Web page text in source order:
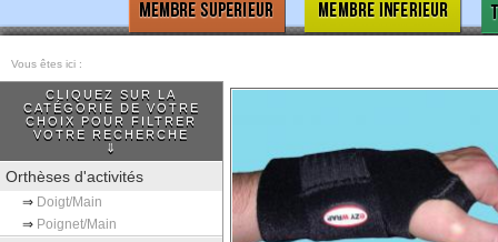
Vous êtes ici :
CLIQUEZ SUR LA
CATÉGORIE DE VOTRE
CHOIX POUR FILTRER
VOTRE RECHERCHE
⇓
Orthèses d'activités
⇒ Doigt/Main
⇒ Poignet/Main